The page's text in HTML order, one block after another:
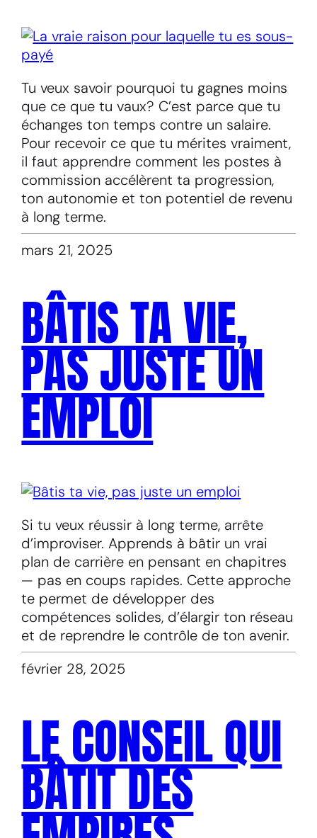
Tu veux savoir pourquoi tu gagnes moins
que ce que tu vaux? C’est parce que tu
échanges ton temps contre un salaire.
Pour recevoir ce que tu mérites vraiment,
il faut apprendre comment les postes à
commission accélèrent ta progression,
ton autonomie et ton potentiel de revenu
à long terme.
mars 21, 2025
BÂTIS TA VIE,
PAS JUSTE UN
EMPLOI
Si tu veux réussir à long terme, arrête
d’improviser. Apprends à bâtir un vrai
plan de carrière en pensant en chapitres
— pas en coups rapides. Cette approche
te permet de développer des
compétences solides, d’élargir ton réseau
et de reprendre le contrôle de ton avenir.
février 28, 2025
LE CONSEIL QUI
BÂTIT DES